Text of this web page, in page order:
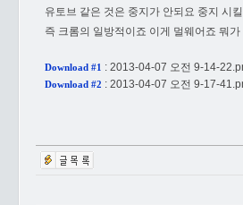
유토브 같은 것은 중지가 안되요 중지 시
즉 크롬의 일방적이죠 이게 멀웨어죠 뭐
Download #1 : 2013-04-07 오전 9-14-
Download #2 : 2013-04-07 오전 9-17-